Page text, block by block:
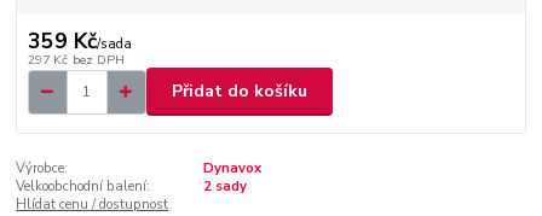
359 Kč/sada
297 Kč bez DPH
Přidat do košíku
Výrobce:
Dynavox
Velkoobchodní balení:
2 sady
Hlídat cenu / dostupnost